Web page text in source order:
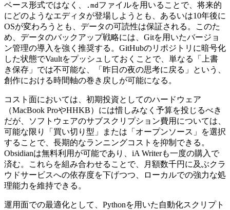
ベース形式ではなく、
.md ファイルを用いることで、将来的
にどのようなエディタが登場しようとも、あるいは10年後に
OSが変わろうとも、データの可読性は保証される。このた
め、データのバックアップ戦略には、Gitを用いたバージョ
ン管理の導入を強く推奨する。GitHubのリポジトリに暗号化
した状態でVaultをプッシュしておくことで、単なる「上書
き保存」では不可能な、「昨日の夜の思考に戻る」という、
創作における時間軸の巻き戻しが可能になる。
コスト面においては、初期投資としてのハードウェア
（MacBook ProやHHKB）には惜しみなく予算を投じるべき
だが、ソフトウェアのサブスクリプション費用については、
可能な限り「買い切り型」または「オープンソース」を選択
することで、長期的なランニングコストを抑制できる。
Obsidianは無料利用が可能であり、iA Writerも一度の購入で
済む。これらを組み合わせることで、月額数千円に及ぶクラ
ウドサービスへの依存度を下げつつ、ローカルでの強力な処
理能力を維持できる。
運用面での最適化として、Pythonを用いた自動化スクリプト